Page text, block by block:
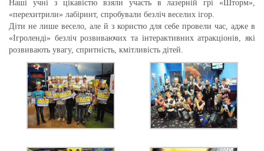
Наші учні з цікавістю взяли участь в лазерній грі «Шторм»,
«перехитрили» лабіринт, спробували безліч веселих ігор.
Діти не лише весело, але й з користю для себе провели час, адже в
«Ігроленді» безліч розвиваючих та інтерактивних атракціонів, які
розвивають увагу, спритність, кмітливість дітей.